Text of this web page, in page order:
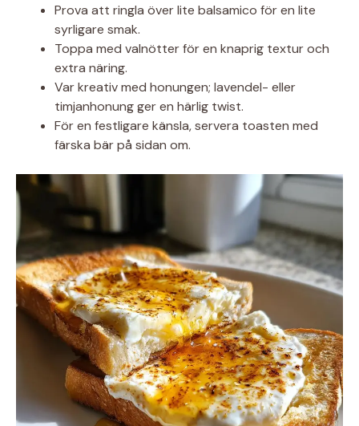
Prova att ringla över lite balsamico för en lite
syrligare smak.
Toppa med valnötter för en knaprig textur och
extra näring.
Var kreativ med honungen; lavendel- eller
timjanhonung ger en härlig twist.
För en festligare känsla, servera toasten med
färska bär på sidan om.